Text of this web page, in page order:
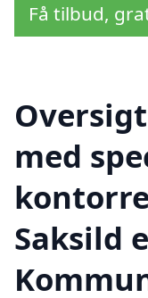
Få tilbud,
med
Saksild